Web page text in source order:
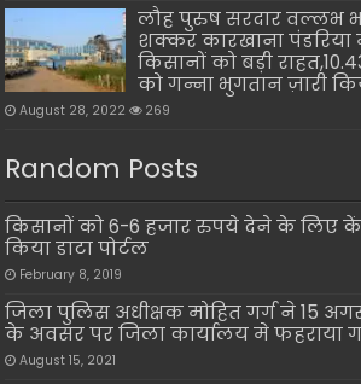
लौह पुरुष सरदार वल्लभ
शक्कर कारखाना पंडरिया
किसानों को बड़ी
को गन्ना भुगतान ज़ारी
August 28, 2022 269
Random Posts
किसानों को 6-6 हजार रुपये देने के लिए
किया डाटा पोर्टल
February 8, 2019
जिला पुलिस अधीक्षक मोहित गर्ग ने 15
के अवसर पर जिला कार्यालय मे फहराया
August 15, 2021